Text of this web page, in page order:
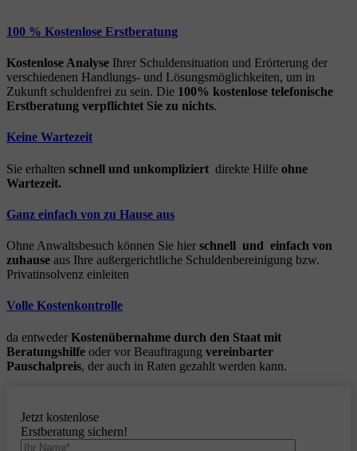
100 % Kostenlose Erstberatung
Kostenlose Analyse Ihrer Schuldensituation und Erörterung der
verschiedenen Handlungs- und Lösungsmöglichkeiten, um in
Zukunft schuldenfrei zu sein. Die 100% kostenlose telefonische
Erstberatung verpflichtet Sie zu nichts.
Keine Wartezeit
Sie erhalten schnell und unkompliziert direkte Hilfe ohne
Wartezeit.
Ganz einfach von zu Hause aus
Ohne Anwaltsbesuch können Sie hier schnell und einfach von
zuhause aus Ihre außergerichtliche Schuldenbereinigung bzw.
Privatinsolvenz einleiten
Volle Kostenkontrolle
da entweder Kostenübernahme durch den Staat mit
Beratungshilfe oder vor Beauftragung vereinbarter
Pauschalpreis, der auch in Raten gezahlt werden kann.
Jetzt kostenlose
Erstberatung sichern!